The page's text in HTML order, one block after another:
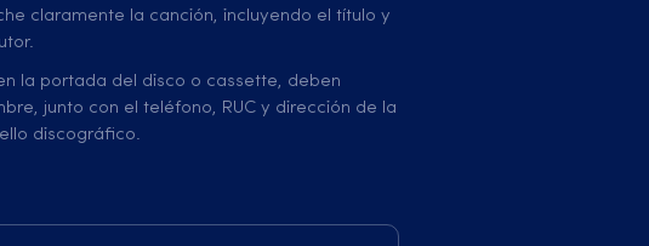
claramente la canción, incluyendo el título y
la portada del disco o cassette, deben
junto con el teléfono, RUC y dirección de la
discográfico.